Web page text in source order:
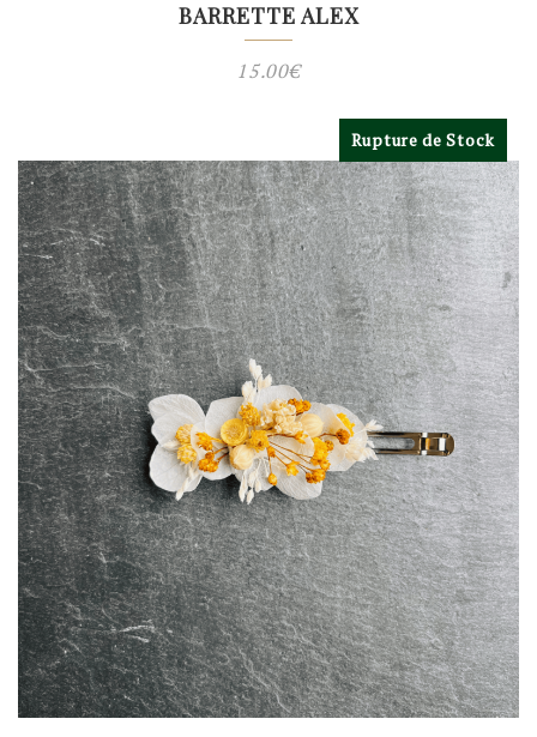
BARRETTE ALEX
15.00€
Rupture de Stock